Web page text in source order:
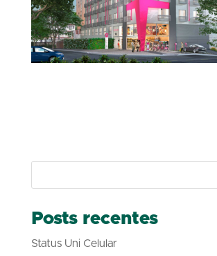
Áreas comuns55%
Áreas de lazer70%
Estrutura100%
Posts recentes
Status Uni Celular